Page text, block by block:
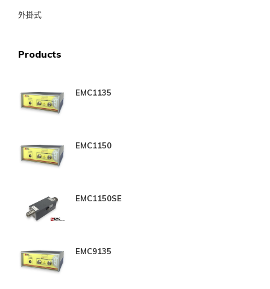
外掛式
Products
EMC1135
EMC1150
EMC1150SE
EMC9135